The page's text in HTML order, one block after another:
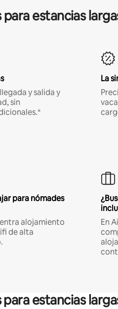
estancias
y salida y
sin
La
para nómades
alojamiento
de alta
En
estancias